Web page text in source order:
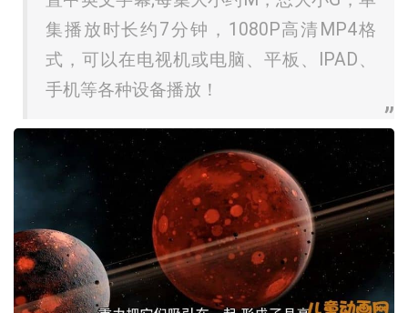
集播放时长约7分钟，1080P高清MP4格
式，可以在电视机或电脑、平板、IPAD、
手机等各种设备播放！